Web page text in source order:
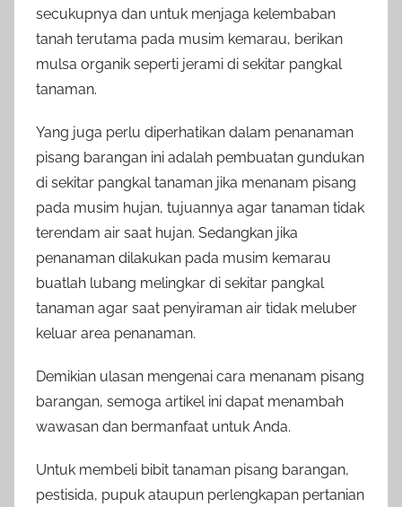
secukupnya dan untuk menjaga kelembaban
tanah terutama pada musim kemarau, berikan
mulsa organik seperti jerami di sekitar pangkal
tanaman.
Yang juga perlu diperhatikan dalam penanaman
pisang barangan ini adalah pembuatan gundukan
di sekitar pangkal tanaman jika menanam pisang
pada musim hujan, tujuannya agar tanaman tidak
terendam air saat hujan. Sedangkan jika
penanaman dilakukan pada musim kemarau
buatlah lubang melingkar di sekitar pangkal
tanaman agar saat penyiraman air tidak meluber
keluar area penanaman.
Demikian ulasan mengenai cara menanam pisang
barangan, semoga artikel ini dapat menambah
wawasan dan bermanfaat untuk Anda.
Untuk membeli bibit tanaman pisang barangan,
pestisida, pupuk ataupun perlengkapan pertanian